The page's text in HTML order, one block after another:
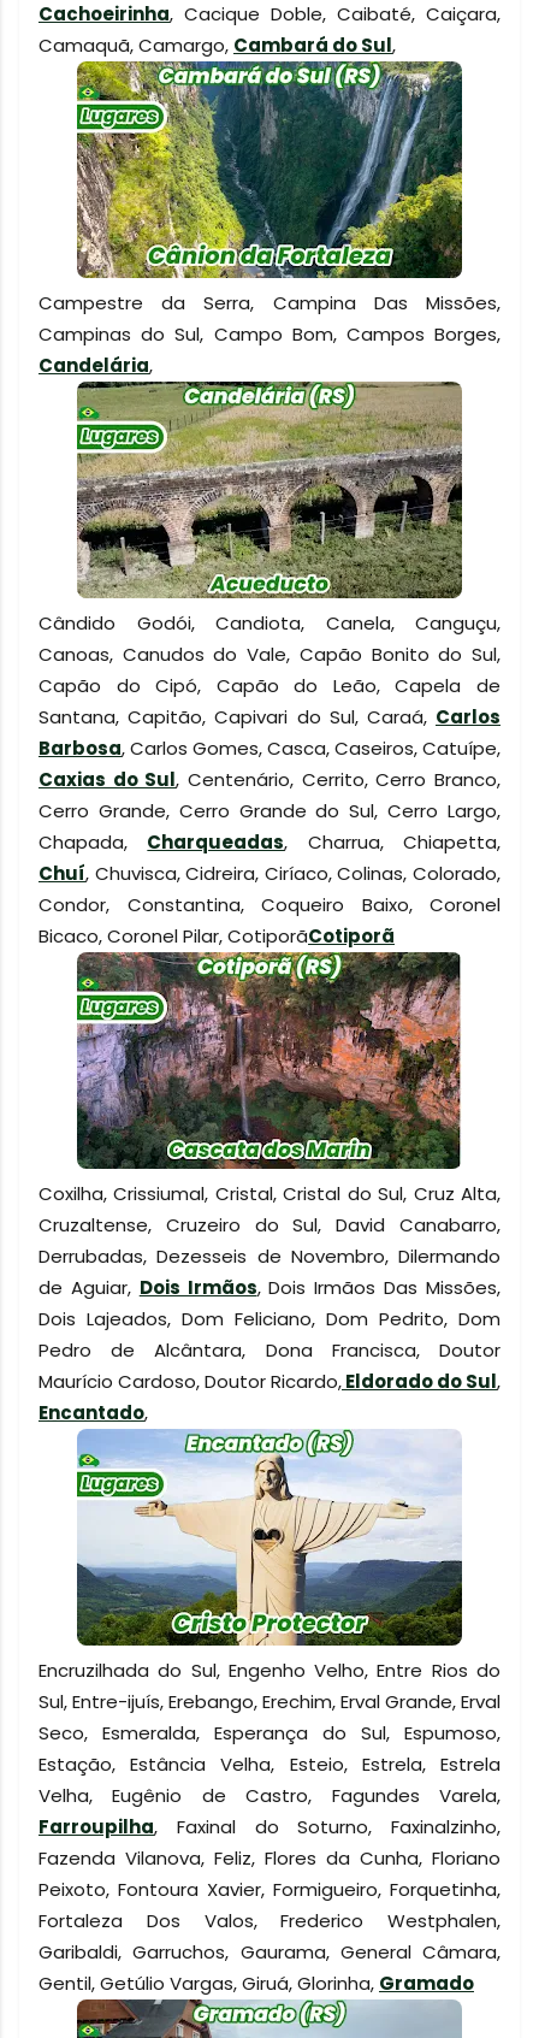
Cachoeirinha, Cacique Doble, Caibaté, Caiçara,
Camaquã, Camargo, Cambará do Sul,
Campestre da Serra, Campina Das Missões,
Campinas do Sul, Campo Bom, Campos Borges,
Candelária,
Cândido Godói, Candiota, Canela, Canguçu,
Canoas, Canudos do Vale, Capão Bonito do Sul,
Capão do Cipó, Capão do Leão, Capela de
Santana, Capitão, Capivari do Sul, Caraá, Carlos
Barbosa, Carlos Gomes, Casca, Caseiros, Catuípe,
Caxias do Sul, Centenário, Cerrito, Cerro Branco,
Cerro Grande, Cerro Grande do Sul, Cerro Largo,
Chapada, Charqueadas, Charrua, Chiapetta,
Chuí, Chuvisca, Cidreira, Ciríaco, Colinas, Colorado,
Condor, Constantina, Coqueiro Baixo, Coronel
Bicaco, Coronel Pilar, CotiporãCotiporã
Coxilha, Crissiumal, Cristal, Cristal do Sul, Cruz Alta,
Cruzaltense, Cruzeiro do Sul, David Canabarro,
Derrubadas, Dezesseis de Novembro, Dilermando
de Aguiar, Dois Irmãos, Dois Irmãos Das Missões,
Dois Lajeados, Dom Feliciano, Dom Pedrito, Dom
Pedro de Alcântara, Dona Francisca, Doutor
Maurício Cardoso, Doutor Ricardo,Eldorado do Sul,
Encantado,
Encruzilhada do Sul, Engenho Velho, Entre Rios do
Sul, Entre-ijuís, Erebango, Erechim, Erval Grande, Erval
Seco, Esmeralda, Esperança do Sul, Espumoso,
Estação, Estância Velha, Esteio, Estrela, Estrela
Velha, Eugênio de Castro, Fagundes Varela,
Farroupilha, Faxinal do Soturno, Faxinalzinho,
Fazenda Vilanova, Feliz, Flores da Cunha, Floriano
Peixoto, Fontoura Xavier, Formigueiro, Forquetinha,
Fortaleza Dos Valos, Frederico Westphalen,
Garibaldi, Garruchos, Gaurama, General Câmara,
Gentil, Getúlio Vargas, Giruá, Glorinha, Gramado